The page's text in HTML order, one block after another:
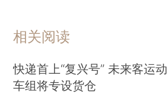
相关阅读
快递首上“复兴号” 未来客运动
车组将专设货仓